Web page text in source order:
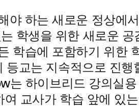
야 하는 새로운 정상에
학생을 위한 새로운 공
학습에 포함하기 위한
교는 지속적으로 진행
는 하이브리드 강의실
교사가 학습 앞에 있